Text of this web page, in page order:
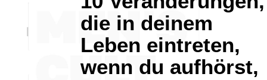
die in deinem
Leben eintreten,
wenn du aufhörst,